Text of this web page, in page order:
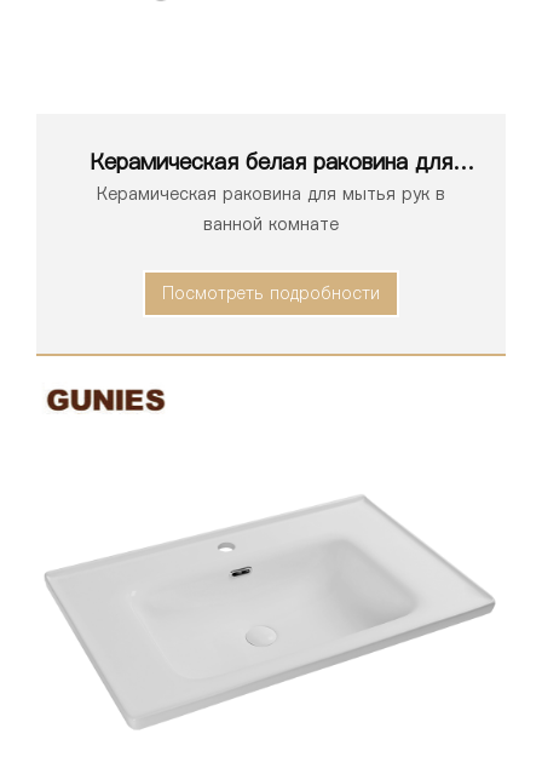
Керамическая белая раковина для
ванной комнаты серии 1198
Керамическая раковина для мытья рук в
ванной комнате
Посмотреть подробности